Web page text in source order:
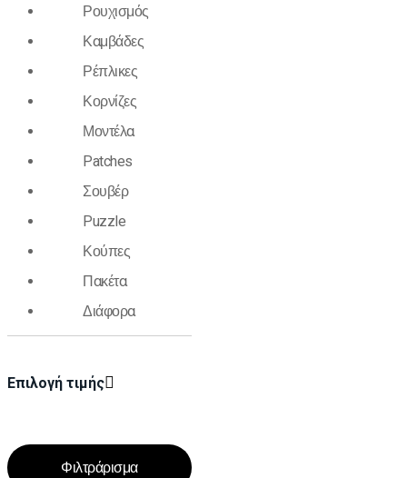
Ρουχισμός
Καμβάδες
Ρέπλικες
Κορνίζες
Μοντέλα
Patches
Σουβέρ
Puzzle
Κούπες
Πακέτα
Διάφορα
Επιλογή τιμής
Φιλτράρισμα